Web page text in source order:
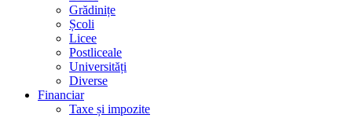
Grădinițe
Școli
Licee
Postliceale
Universități
Diverse
Financiar
Taxe și impozite